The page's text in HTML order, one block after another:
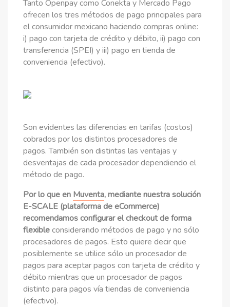
Tanto Openpay como Conekta y Mercado Pago
ofrecen los tres métodos de pago principales para
el consumidor mexicano haciendo compras online:
i) pago con tarjeta de crédito y débito, ii) pago con
transferencia (SPEI) y iii) pago en tienda de
conveniencia (efectivo).
Son evidentes las diferencias en tarifas (costos)
cobrados por los distintos procesadores de
pagos. También son distintas las ventajas y
desventajas de cada procesador dependiendo el
método de pago.
Por lo que en Muventa, mediante nuestra solución
E-SCALE (plataforma de eCommerce)
recomendamos configurar el checkout de forma
flexibleconsiderando métodos de pago y no sólo
procesadores de pagos. Esto quiere decir que
posiblemente se utilice sólo un procesador de
pagos para aceptar pagos con tarjeta de crédito y
débito mientras que un procesador de pagos
distinto para pagos vía tiendas de conveniencia
(efectivo).